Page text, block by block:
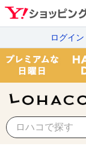
ログイン